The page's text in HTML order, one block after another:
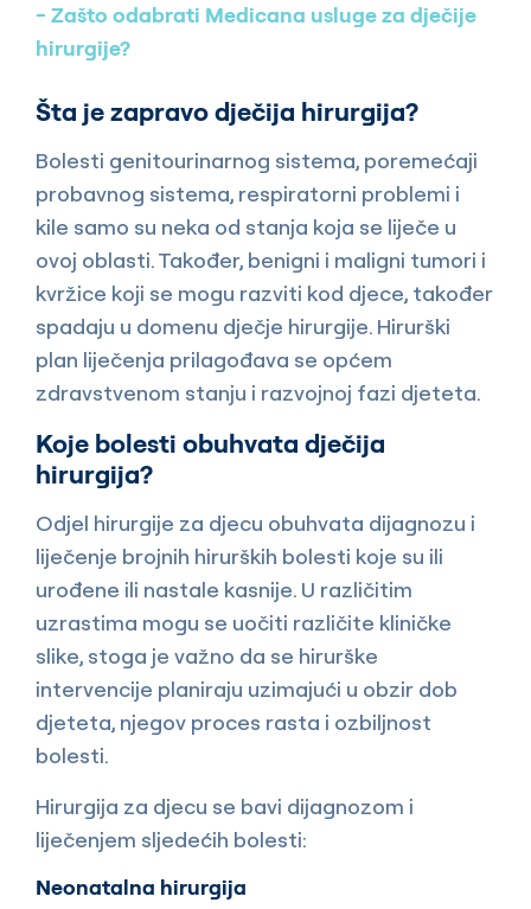
Zašto odabrati Medicana usluge za dječije
hirurgije?
Šta je zapravo dječija hirurgija?
Bolesti genitourinarnog sistema, poremećaji
probavnog sistema, respiratorni problemi i
kile samo su neka od stanja koja se liječe u
ovoj oblasti. Također, benigni i maligni tumori i
kvržice koji se mogu razviti kod djece, također
spadaju u domenu dječje hirurgije. Hirurški
plan liječenja prilagođava se općem
zdravstvenom stanju i razvojnoj fazi djeteta.
Koje bolesti obuhvata dječija
hirurgija?
Odjel hirurgije za djecu obuhvata dijagnozu i
liječenje brojnih hirurških bolesti koje su ili
urođene ili nastale kasnije. U različitim
uzrastima mogu se uočiti različite kliničke
slike, stoga je važno da se hirurške
intervencije planiraju uzimajući u obzir dob
djeteta, njegov proces rasta i ozbiljnost
bolesti.
Hirurgija za djecu se bavi dijagnozom i
liječenjem sljedećih bolesti:
Neonatalna hirurgija